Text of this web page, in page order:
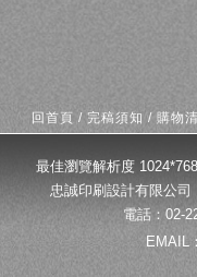
回首頁 /完稿須知 /購物
最佳瀏覽解析度
忠誠印刷設計有限公
電話：02-
EMAIL